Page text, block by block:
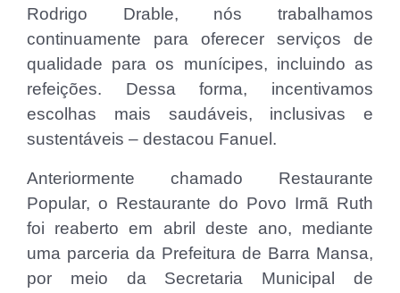
Rodrigo Drable, nós trabalhamos
continuamente para oferecer serviços de
qualidade para os munícipes, incluindo as
refeições. Dessa forma, incentivamos
escolhas mais saudáveis, inclusivas e
sustentáveis – destacou Fanuel.
Anteriormente chamado Restaurante
Popular, o Restaurante do Povo Irmã Ruth
foi reaberto em abril deste ano, mediante
uma parceria da Prefeitura de Barra Mansa,
por meio da Secretaria Municipal de